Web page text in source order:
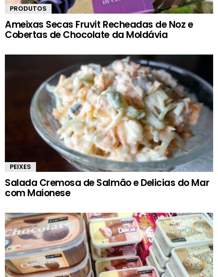
PRODUTOS
Ameixas Secas Fruvit Recheadas de Noz e
Cobertas de Chocolate da Moldávia
PEIXES
Salada Cremosa de Salmão e Delicias do Mar
com Maionese